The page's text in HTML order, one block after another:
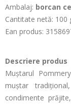
Ambalaj: borcan
Cantitate netă: 100
Ean produs:
Descriere produs
Muștarul
muștar
condimente